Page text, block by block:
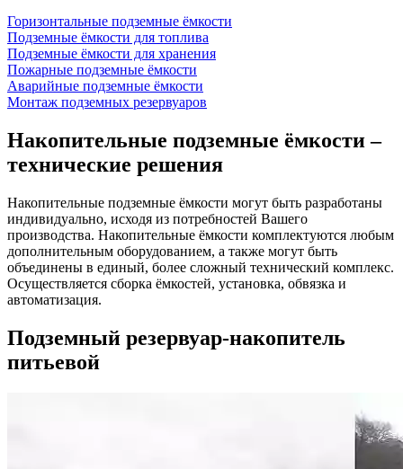
Горизонтальные подземные ёмкости
Подземные ёмкости для топлива
Подземные ёмкости для хранения
Пожарные подземные ёмкости
Аварийные подземные ёмкости
Монтаж подземных резервуаров
Накопительные подземные ёмкости –
технические решения
Накопительные подземные ёмкости могут быть разработаны
индивидуально, исходя из потребностей Вашего
производства. Накопительные ёмкости комплектуются любым
дополнительным оборудованием, а также могут быть
объединены в единый, более сложный технический комплекс.
Осуществляется сборка ёмкостей, установка, обвязка и
автоматизация.
Подземный резервуар-накопитель
питьевой